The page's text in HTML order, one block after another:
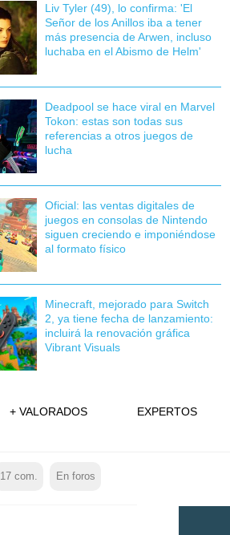
Liv Tyler (49), lo confirma: 'El
Señor de los Anillos iba a tener
más presencia de Arwen, incluso
luchaba en el Abismo de Helm'
Deadpool se hace viral en Marvel
Tokon: estas son todas sus
referencias a otros juegos de
lucha
Oficial: las ventas digitales de
juegos en consolas de Nintendo
siguen creciendo e imponiéndose
al formato físico
Minecraft, mejorado para Switch
2, ya tiene fecha de lanzamiento:
incluirá la renovación gráfica
Vibrant Visuals
+ VALORADOS
EXPERTOS
17com. En foros